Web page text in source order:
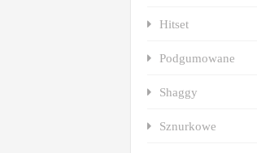
Hitset
Podgumowane
Shaggy
Sznurkowe